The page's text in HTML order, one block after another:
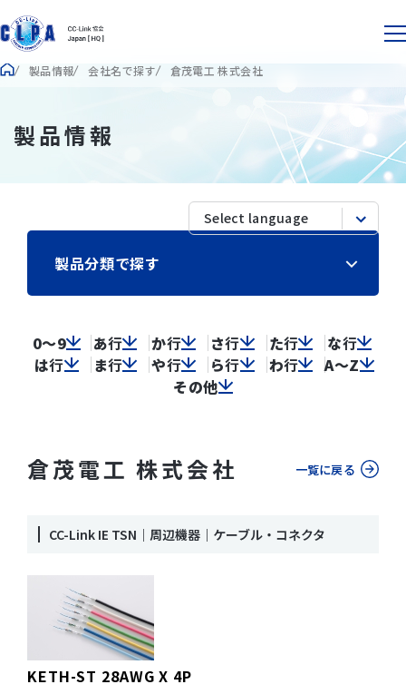
製品情報 会社名で探す 倉茂電工 株式会社
製品情報
製品分類で探す
0～9 あ行 か行 さ行 た行 な行
は行 ま行 や行 ら行 わ行
A～Z
その他
倉茂電工 株式会社 一覧に戻る
CC-Link IE TSN｜周辺機器｜ケーブル・コネクタ
KETH-ST 28AWG X 4P